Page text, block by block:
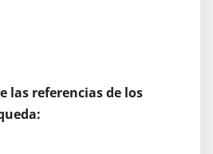
las referencias de los